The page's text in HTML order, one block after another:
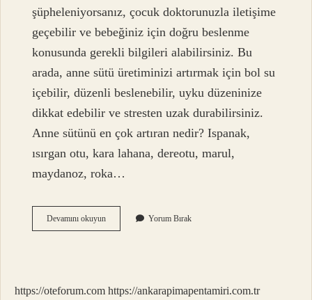
şüpheleniyorsanız, çocuk doktorunuzla iletişime
geçebilir ve bebeğiniz için doğru beslenme
konusunda gerekli bilgileri alabilirsiniz. Bu
arada, anne sütü üretiminizi artırmak için bol su
içebilir, düzenli beslenebilir, uyku düzeninize
dikkat edebilir ve stresten uzak durabilirsiniz.
Anne sütünü en çok artıran nedir? Ispanak,
ısırgan otu, kara lahana, dereotu, marul,
maydanoz, roka…
Devamını okuyunAnne
Sütünü
Yorum Bırak
https://oteforum.com https://ankarapimapentamiri.com.tr